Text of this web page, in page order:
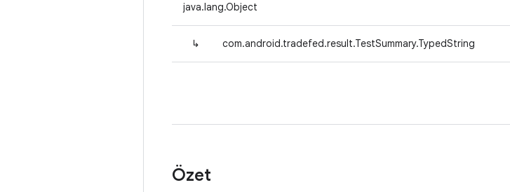
java.lang.Object
↳ com.android.tradefed.result.TestSummary.TypedString
Özet